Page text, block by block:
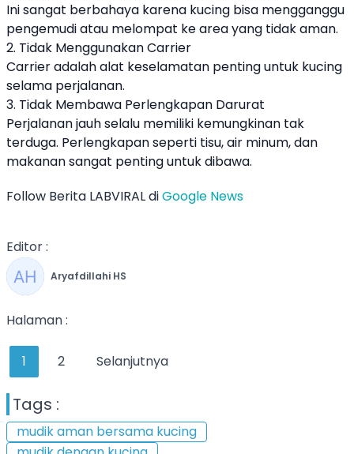
Ini sangat berbahaya karena kucing bisa mengganggu
pengemudi atau melompat ke area yang tidak aman.
2. Tidak Menggunakan Carrier
Carrier adalah alat keselamatan penting untuk kucing
selama perjalanan.
3. Tidak Membawa Perlengkapan Darurat
Perjalanan jauh selalu memiliki kemungkinan tak
terduga. Perlengkapan seperti tisu, air minum, dan
makanan sangat penting untuk dibawa.
Follow Berita LABVIRAL diGoogle News
Editor :
Aryafdillahi HS
Halaman :
1 2 Selanjutnya
Tags :
mudik aman bersama kucing